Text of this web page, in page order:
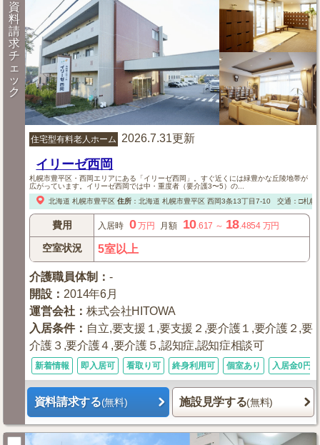
資
料
請
求
チ
ェ
ッ
ク
住宅型有料老人ホーム 2026.7.31更新
イリーゼ西岡
札幌市豊平区・西岡エリアにある「イリーゼ西岡」。すぐ近くには緑豊かな丘陵地帯が
広がっています。イリーゼ西岡では中・重度者（要介護3〜5）の...
北海道 札幌市豊平区 住所： 北海道 札幌市豊平区西岡3条13丁目7-10 交通：□札幌
費用 入居時 0万円 月額 10 .617 ～ 18 .4854 万円
空室状況 5室以上
介護職員体制 ：-
開設 ： 2014年6月
運営会社 ：株式会社HITOWA
入居条件： 自立,要支援１,要支援２,要介護１,要介護２,要
介護３,要介護４,要介護５,認知症,認知症相談可
新着情報 即入居可 看取り可 終身利用可 個室あり 入居金0円
資料請求する(無料) 施設見学する(無料)